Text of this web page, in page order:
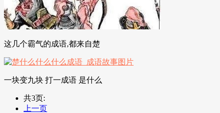
这几个霸气的成语,都来自楚
一块变九块 打一成语 是什么
共3页:
上一页